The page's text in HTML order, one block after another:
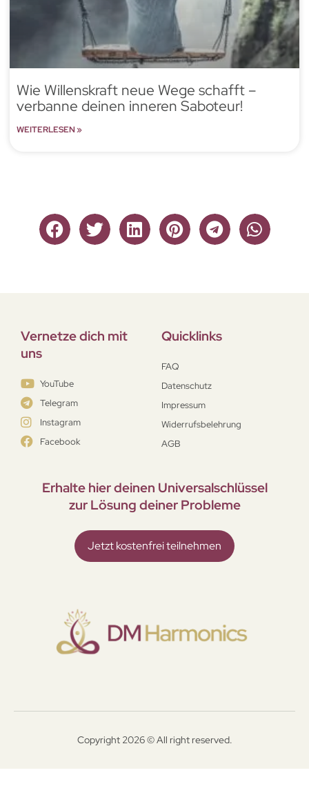
Wie Willenskraft neue Wege schafft –
verbanne deinen inneren Saboteur!
WEITERLESEN »
Vernetze dich mit
uns
YouTube
Telegram
Instagram
Facebook
Quicklinks
FAQ
Datenschutz
Impressum
Widerrufsbelehrung
AGB
Erhalte hier deinen Universal­schlüssel
zur Lösung deiner Probleme
Jetzt kostenfrei teilnehmen
Copyright 2026 © All right reserved.